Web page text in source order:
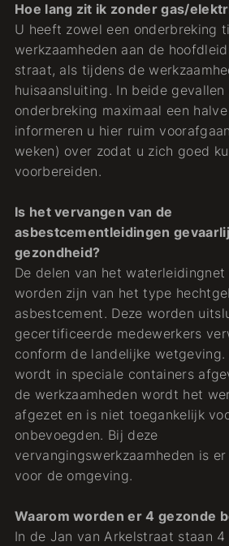
Hoe lang zit ik zonder gas/
U heeft zowel een onderbreking
werkzaamheden aan de
straat, als tijdens de
huisaansluiting. In beide
onderbreking maximaal een
informeren u hier ruim
weken) over zodat u zich goed
voorbereiden.
Is het vervangen van de
asbestcementleidingen
gezondheid?
De delen van het
worden zijn van het type
asbestcement. Deze worden
gecertificeerde medewerkers
conform de landelijke
wordt in speciale containers
de werkzaamheden wordt het
afgezet en is niet toegankelijk
onbevoegden. Bij deze
vervangingswerkzaamheden is
voor de omgeving.
Waarom worden er 4 gezonde
In de Jan van Arkelstraat staan 4